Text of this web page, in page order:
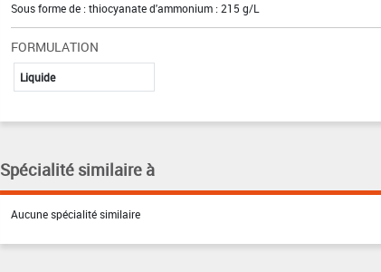
Sous forme de : thiocyanate d'ammonium : 215 g/L
FORMULATION
Liquide
Spécialité similaire à
Aucune spécialité similaire